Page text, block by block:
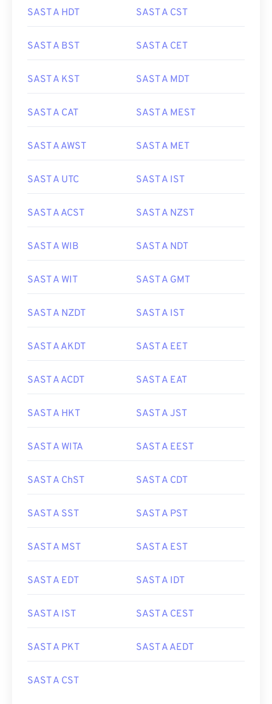
SAST A HDT SAST A CST
SAST A BST SAST A CET
SAST A KST SAST A MDT
SAST A CAT SAST A MEST
SAST A AWST SAST A MET
SAST A UTC SAST A IST
SAST A ACST SAST A NZST
SAST A WIB SAST A NDT
SAST A WIT SAST A GMT
SAST A NZDT SAST A IST
SAST A AKDT SAST A EET
SAST A ACDT SAST A EAT
SAST A HKT SAST A JST
SAST A WITA SAST A EEST
SAST A ChST SAST A CDT
SAST A SST SAST A PST
SAST A MST SAST A EST
SAST A EDT SAST A IDT
SAST A IST SAST A CEST
SAST A PKT SAST A AEDT
SAST A CST